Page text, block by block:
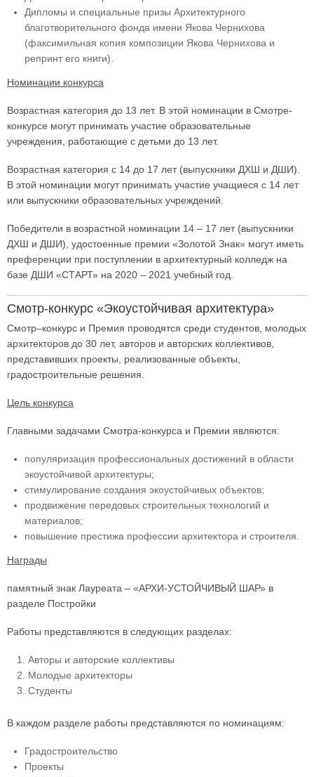
Дипломы и специальные призы Архитектурного
благотворительного фонда имени Якова Чернихова
(факсимильная копия композиции Якова Чернихова и
репринт его книги).
Номинации конкурса
Возрастная категория до 13 лет. В этой номинации в Смотре-
конкурсе могут принимать участие образовательные
учреждения, работающие с детьми до 13 лет.
Возрастная категория с 14 до 17 лет (выпускники ДХШ и ДШИ).
В этой номинации могут принимать участие учащиеся с 14 лет
или выпускники образовательных учреждений.
Победители в возрастной номинации 14 – 17 лет (выпускники
ДХШ и ДШИ), удостоенные премии «Золотой Знак» могут иметь
преференции при поступлении в архитектурный колледж на
базе ДШИ «СТАРТ» на 2020 – 2021 учебный год.
Смотр-конкурс «Экоустойчивая архитектура»
Смотр–конкурс и Премия проводятся среди студентов, молодых
архитекторов до 30 лет, авторов и авторских коллективов,
представивших проекты, реализованные объекты,
градостроительные решения.
Цель конкурса
Главными задачами Смотра-конкурса и Премии являются:
популяризация профессиональных достижений в области
экоустойчивой архитектуры;
стимулирование создания экоустойчивых объектов;
продвижение передовых строительных технологий и
материалов;
повышение престижа профессии архитектора и строителя.
Награды
памятный знак Лауреата – «АРХИ-УСТОЙЧИВЫЙ ШАР» в
разделе Постройки
Работы представляются в следующих разделах:
Авторы и авторские коллективы
Молодые архитекторы
Студенты
В каждом разделе работы представляются по номинациям:
Градостроительство
Проекты